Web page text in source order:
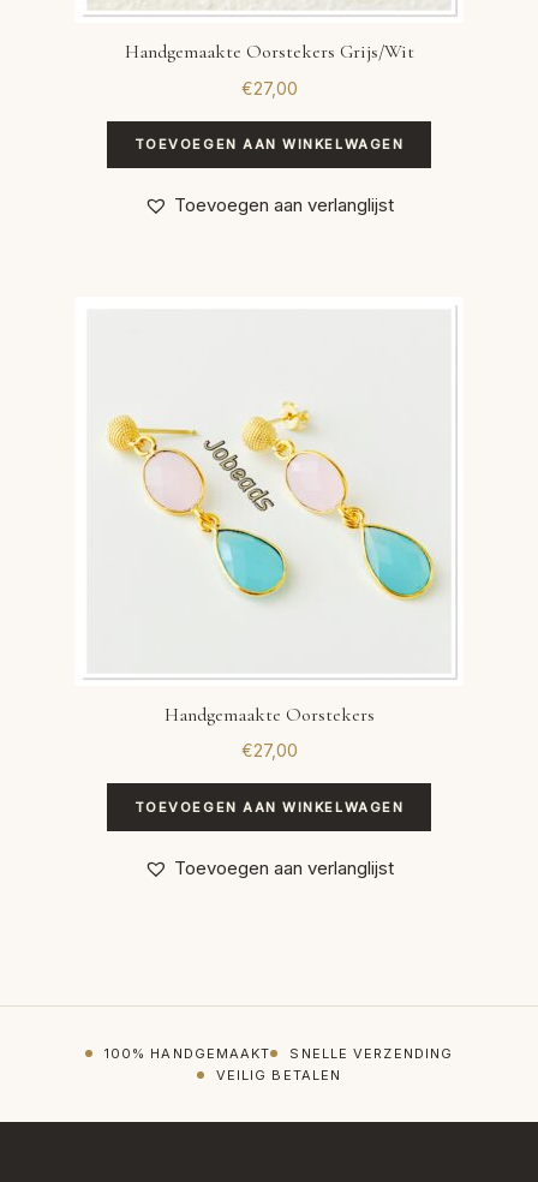
Handgemaakte Oorstekers Grijs/Wit
€27,00
TOEVOEGEN AAN WINKELWAGEN
Toevoegen aan verlanglijst
Handgemaakte Oorstekers
€27,00
TOEVOEGEN AAN WINKELWAGEN
Toevoegen aan verlanglijst
100% HANDGEMAAKT
SNELLE VERZENDING
VEILIG BETALEN